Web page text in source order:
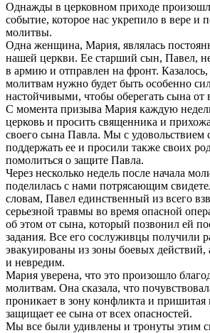
Однажды в церковном приходе
событие, которое нас укрепило в вере и
молитвы.
Одна женщина, Мария, являлась
нашей церкви. Ее старший сын, Павел,
в армию и отправлен на фронт. Казалось,
молитвам нужно будет быть особенно
настойчивыми, чтобы оберегать сына от
С момента призыва Мария каждую
церковь и просить священника и
своего сына Павла. Мы с удовольствием
поддержать ее и просили также своих
помолиться о защите Павла.
Через несколько недель после начала
поделилась с нами потрясающим
словам, Павел единственный из всего
серьезной травмы во время опасной
об этом от сына, который позвонил ей
задания. Все его сослуживцы получили
эвакуированы из зоны боевых действий,
и невредим.
Мария уверена, что это произошло
молитвам. Она сказала, что
проникает в зону конфликта и пришитая
защищает ее сына от всех опасностей.
Мы все были удивлены и тронуты этим